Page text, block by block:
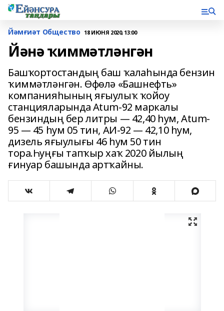
Йәмғиәт Общество 18 ИЮНЯ 2020, 13:00
Йәнә ҡиммәтләнгән
Башҡортостандың баш ҡалаһында бензин
ҡиммәтләнгән. Өфөлә «Башнефть»
компанияһының яғыулыҡ ҡойоу
станцияларында Atum-92 маркалы
бензиндың бер литры — 42,40 һум, Atum-
95 — 45 һум 05 тин, АИ-92 — 42,10 һум,
дизель яғыулығы 46 һум 50 тин
тора.Һуңғы тапҡыр хаҡ 2020 йылың
ғинуар башында артҡайны.